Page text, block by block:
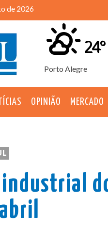
de 2026
Porto Alegre
24°
OPINIÃO MERCADO
industrial